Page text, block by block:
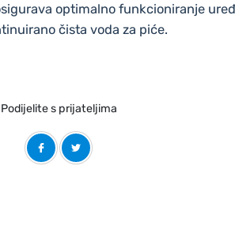
optimalno funkcioniranje
čista voda za piće.
Podijelite s prijateljima